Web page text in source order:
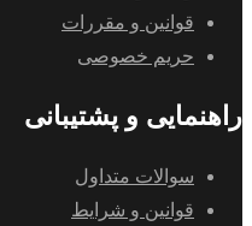
قوانین و مقررات
حریم خصوصی
راهنمایی و پشتیبانی
سوالات متداول
قوانین و شرایط